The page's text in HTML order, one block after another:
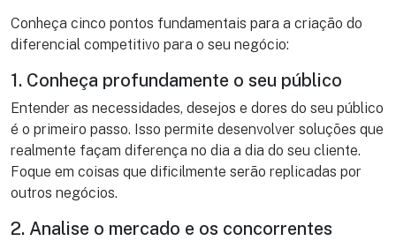
Conheça cinco pontos fundamentais para a criação do
diferencial competitivo para o seu negócio:
1. Conheça profundamente o seu público
Entender as necessidades, desejos e dores do seu público
é o primeiro passo. Isso permite desenvolver soluções que
realmente façam diferença no dia a dia do seu cliente.
Foque em coisas que dificilmente serão replicadas por
outros negócios.
2. Analise o mercado e os concorrentes